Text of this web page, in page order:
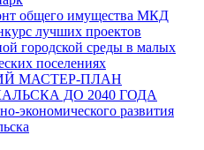
общего имущества МКД
лучших проектов
городской среды в малых
поселениях
МАСТЕР-ПЛАН
ДО 2040 ГОДА
экономического развития